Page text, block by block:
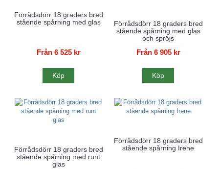
Förrådsdörr 18 graders bred
stående spårning med glas
Från 6 525 kr
Köp
Förrådsdörr 18 graders bred
stående spårning med glas
och spröjs
Från 6 905 kr
Köp
Förrådsdörr 18 graders bred
stående spårning med runt
glas
Förrådsdörr 18 graders bred
stående spårning Irene